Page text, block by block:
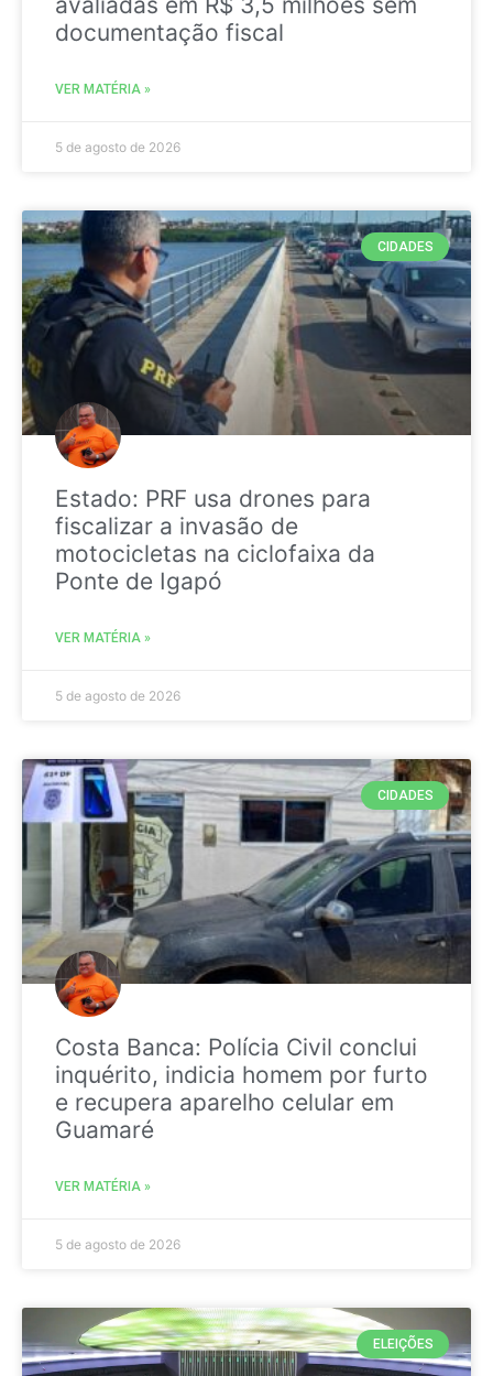
documentação fiscal
VER MATÉRIA »
5 de agosto de 2026
CIDADES
Estado: PRF usa drones para
fiscalizar a invasão de
motocicletas na ciclofaixa da
Ponte de Igapó
VER MATÉRIA »
5 de agosto de 2026
CIDADES
Costa Banca: Polícia Civil conclui
inquérito, indicia homem por furto
e recupera aparelho celular em
Guamaré
VER MATÉRIA »
5 de agosto de 2026
ELEIÇÕES